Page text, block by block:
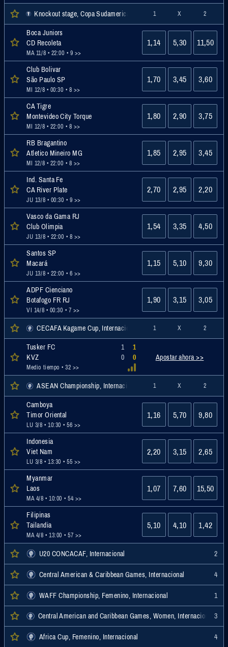
Knockout stage, Copa Sudamericana, Internacional
1 X 2
Boca Juniors
CD Recoleta
MA 11/8 • 22:00 • 9 >>
1,14 5,30 11,50
Club Bolivar
São Paulo SP
MI 12/8 • 00:30 • 8 >>
1,70 3,45 3,60
CA Tigre
Montevideo City Torque
MI 12/8 • 22:00 • 8 >>
1,80 2,90 3,75
RB Bragantino
Atletico Mineiro MG
MI 12/8 • 22:00 • 8 >>
1,85 2,95 3,45
Ind. Santa Fe
CA River Plate
JU 13/8 • 00:30 • 9 >>
2,70 2,95 2,20
Vasco da Gama RJ
Club Olimpia
JU 13/8 • 22:00 • 8 >>
1,54 3,35 4,50
Santos SP
Macará
JU 13/8 • 22:00 • 6 >>
1,15 5,10 9,30
ADPF Cienciano
Botafogo FR RJ
VI 14/8 • 00:30 • 7 >>
1,90 3,15 3,05
CECAFA Kagame Cup, Internacional 1 X 2
Tusker FC
KVZ
Medio tiempo • 32 >>
1
0
1
0
Apostar ahora >>
ASEAN Championship, Internacional 1 X 2
Camboya
Timor Oriental
LU 3/8 • 10:30 • 56 >>
1,16 5,70 9,80
Indonesia
Viet Nam
LU 3/8 • 13:30 • 55 >>
2,20 3,15 2,65
Myanmar
Laos
MA 4/8 • 10:00 • 54 >>
1,07 7,60 15,50
Filipinas
Tailandia
MA 4/8 • 13:00 • 57 >>
5,10 4,10 1,42
U20 CONCACAF, Internacional 2
Central American & Caribbean Games, Internacional 4
WAFF Championship, Femenino, Internacional 1
Central American and Caribbean Games, Women, Internacional 3
Africa Cup, Femenino, Internacional 4